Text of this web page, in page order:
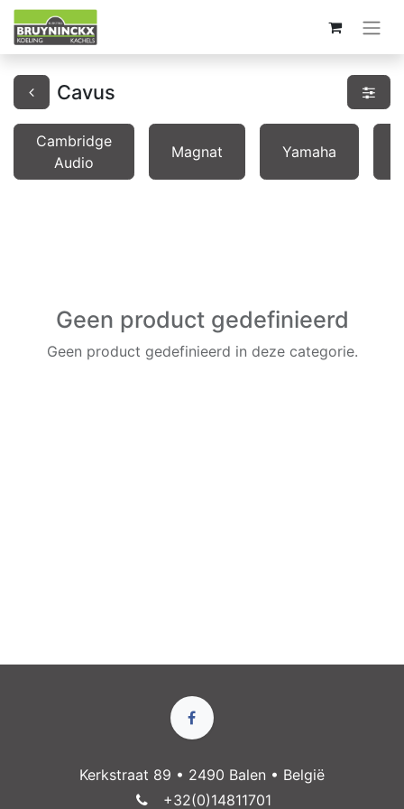
Cavus
Cambridge
Audio
Magnat Yamaha
Geen product gedefinieerd
Geen product gedefinieerd in deze categorie.
Kerkstraat 89 • 2490 Balen • België
+32(0)14811​701